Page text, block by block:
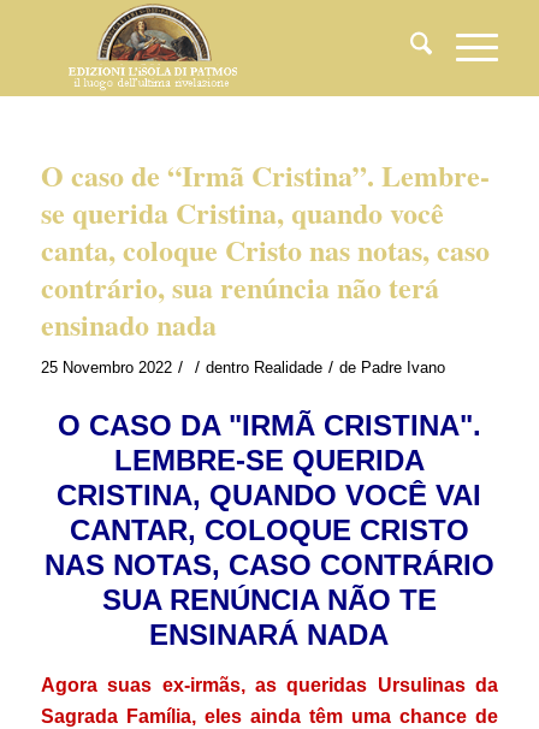
O caso de “Irmã Cristina”. Lembre-
se querida Cristina, quando você
canta, coloque Cristo nas notas, caso
contrário, sua renúncia não terá
ensinado nada
25 Novembro 2022 / / dentro Realidade / de Padre Ivano
O CASO DA "IRMÃ CRISTINA".
LEMBRE-SE QUERIDA
CRISTINA, QUANDO VOCÊ VAI
CANTAR, COLOQUE CRISTO
NAS NOTAS, CASO CONTRÁRIO
SUA RENÚNCIA NÃO TE
ENSINARÁ NADA
Agora suas ex-irmãs, as queridas Ursulinas da
Sagrada Família, eles ainda têm uma chance de